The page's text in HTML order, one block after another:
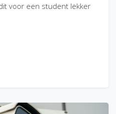
voor een student lekker